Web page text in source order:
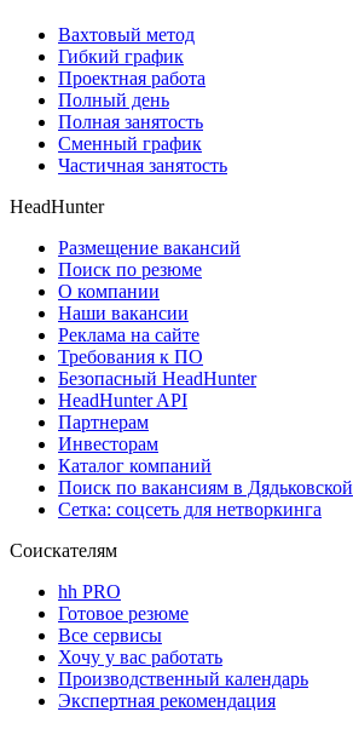
Вахтовый метод
Гибкий график
Проектная работа
Полный день
Полная занятость
Сменный график
Частичная занятость
HeadHunter
Размещение вакансий
Поиск по резюме
О компании
Наши вакансии
Реклама на сайте
Требования к ПО
Безопасный HeadHunter
HeadHunter API
Партнерам
Инвесторам
Каталог компаний
Поиск по вакансиям в Дядьковской
Сетка: соцсеть для нетворкинга
Соискателям
hh PRO
Готовое резюме
Все сервисы
Хочу у вас работать
Производственный календарь
Экспертная рекомендация